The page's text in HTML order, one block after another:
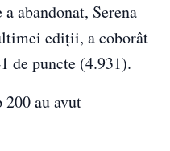
abandonat, Serena
ediţii, a coborât
de puncte (4.931).
200 au avut